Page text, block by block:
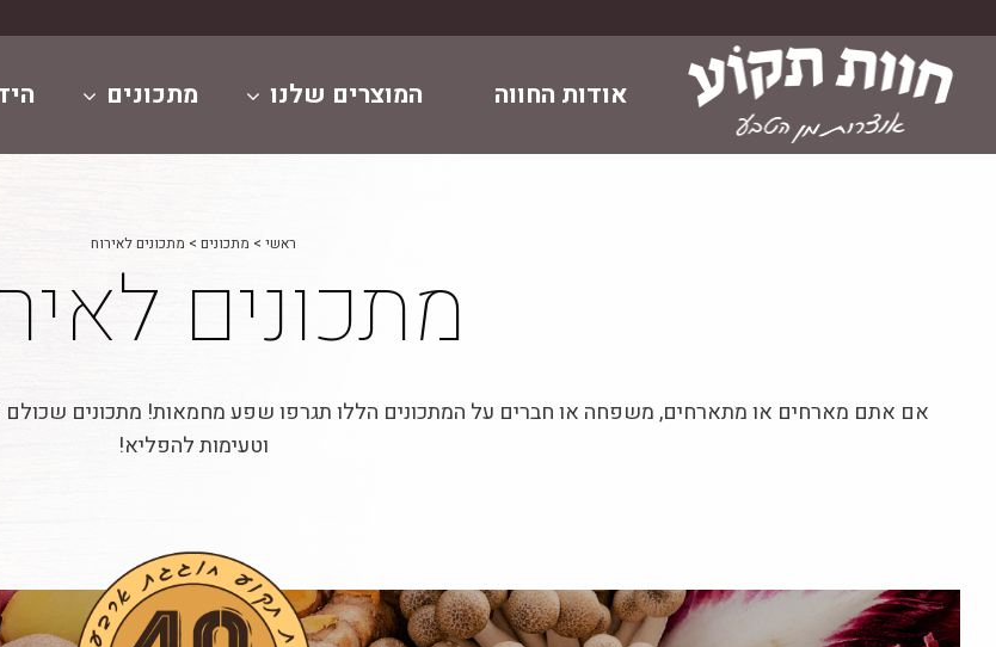
content
אודות החווה המוצרים שלנו מתכונים
ראשי > מתכונים > מתכונים לאירוח
מתכונים
אם אתם מארחים או מתארחים, משפחה או חברים על המתכונים הללו תגרפו שפע מחמאות! מתכונים שכולם
וטעימות להפליא!